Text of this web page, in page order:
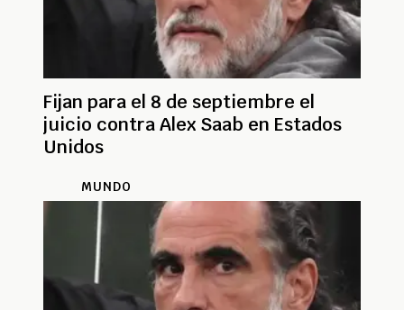
Fijan para el 8 de septiembre el
juicio contra Alex Saab en Estados
Unidos
MUNDO